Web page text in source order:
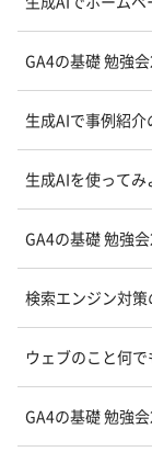
GA4の基礎 勉強
生成AIで事例紹
生成AIを使ってみ
GA4の基礎 勉強
検索エンジン対
ウェブのこと何
GA4の基礎 勉強